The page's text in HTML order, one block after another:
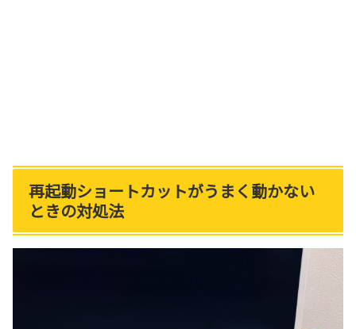
再起動ショートカットがうまく動かない
ときの対処法